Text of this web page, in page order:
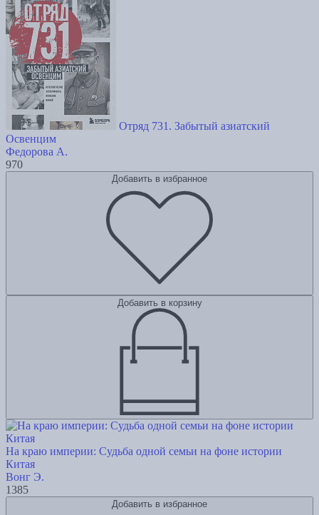
Отряд 731. Забытый азиатский
Освенцим
Федорова А.
970
Добавить в избранное
Добавить в корзину
На краю империи: Судьба одной семьи на фоне истории
Китая
Вонг Э.
1385
Добавить в избранное